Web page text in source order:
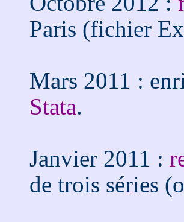
Paris (fichier
Mars 2011 :
Stata.
Janvier 2011 :
de trois séries